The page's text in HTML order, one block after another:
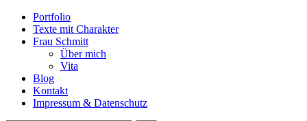
Portfolio
Texte mit Charakter
Frau Schmitt
Über mich
Vita
Blog
Kontakt
Impressum & Datenschutz